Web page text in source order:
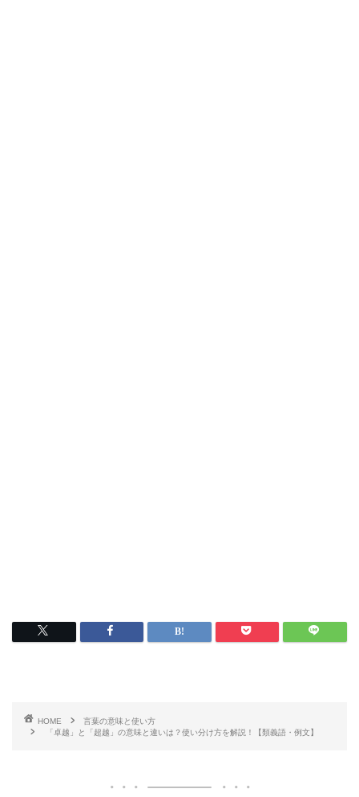
HOME
言葉の意味と使い方
「卓越」と「超越」の意味と違いは？使い分け方を解説！【類義語・例文】